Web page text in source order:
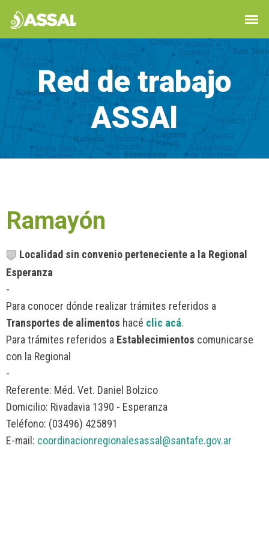
Red de trabajo
ASSAl
Ramayón
Localidad sin convenio perteneciente a la Regional
Esperanza
-
Para conocer dónde realizar trámites referidos a
Transportes de alimentos hacé clic acá.
Para trámites referidos a Establecimientos comunicarse
con la Regional
-
Referente: Méd. Vet. Daniel Bolzico
Domicilio: Rivadavia 1390 - Esperanza
Teléfono: (03496) 425891
E-mail: coordinacionregionalesassal@santafe.gov.ar